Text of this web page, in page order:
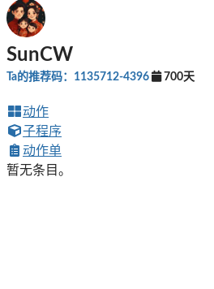
SunCW
Ta的推荐码：1135712-4396 700天
动作
子程序
动作单
暂无条目。